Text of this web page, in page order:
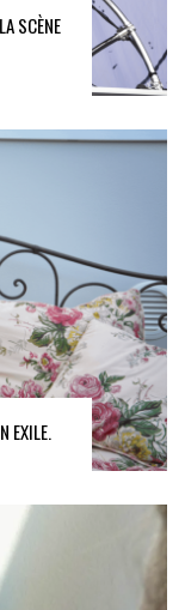
SCÈNE
EXILE.